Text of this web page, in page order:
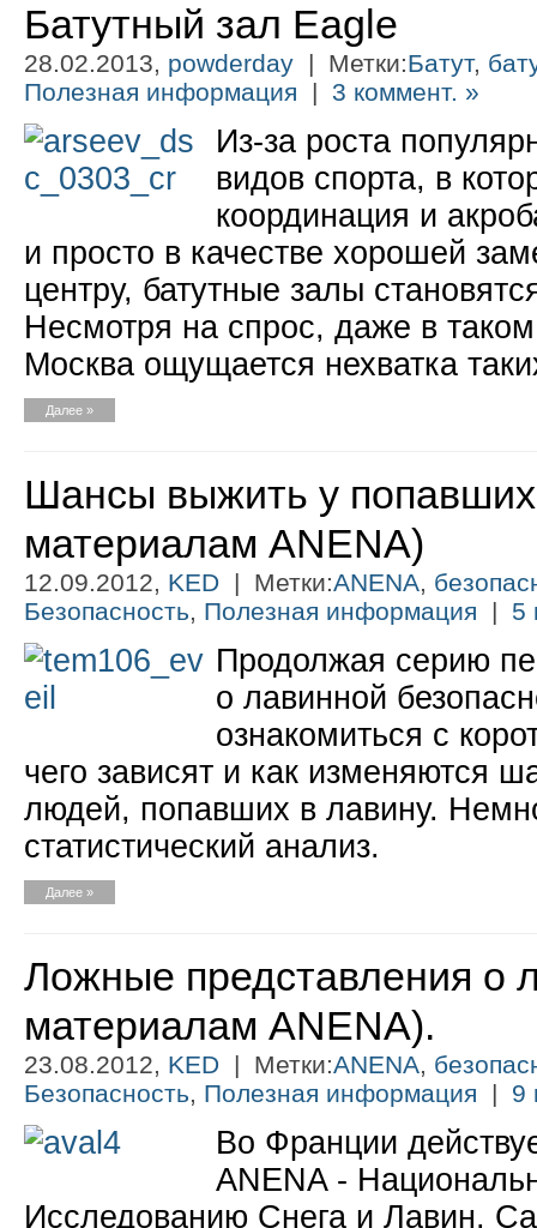
Батутный зал Eagle
28.02.2013, powderday | Метки:Батут,
Полезная информация | 3 коммент. »
Из-за роста
видов спорта, в
координация и
и просто в качестве хорошей
центру, батутные залы
Несмотря на спрос, даже в
Москва ощущается нехватка
Далее »
Шансы выжить у
материалам ANENA)
12.09.2012, KED | Метки:ANENA,
Безопасность, Полезная информация | 5
Продолжая серию
о лавинной
ознакомиться с
чего зависят и как изменяются
людей, попавших в лавину.
статистический анализ.
Далее »
Ложные представления о
материалам ANENA).
23.08.2012, KED | Метки:ANENA,
Безопасность, Полезная информация | 9
Во Франции
ANENA -
Исследованию Снега и Лавин.